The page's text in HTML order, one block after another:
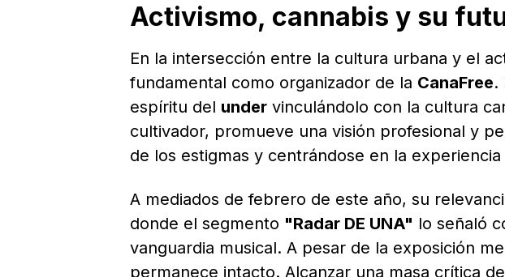
Activismo, cannabis y su
En la intersección entre la cultura urbana y el
fundamental como organizador de la CanaFree.
espíritu del under vinculándolo con la cultura
cultivador, promueve una visión profesional y
de los estigmas y centrándose en la
A mediados de febrero de este año, su
donde el segmento "Radar DE UNA" lo señaló
vanguardia musical. A pesar de la exposición
permanece intacto. Alcanzar una masa crítica